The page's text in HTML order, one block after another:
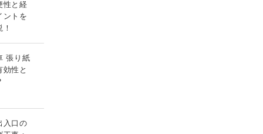
性と経
ントを
張り紙
効性と
入口の